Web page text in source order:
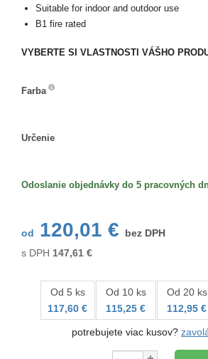
Suitable for indoor and outdoor use
B1 fire rated
VYBERTE SI VLASTNOSTI VÁŠHO
Farba
Určenie
Odoslanie objednávky do 5 pracovných
od 120,01 €
bez DPH
s DPH 147,61 €
Od 5 ks
117,60 €
Od 10 ks
115,25 €
Od 20 ks
112,95 €
potrebujete viac kusov?
Množstvo: